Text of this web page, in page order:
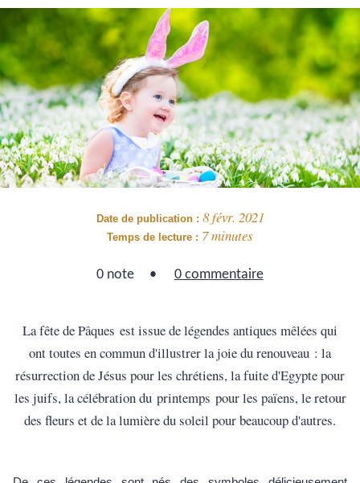
La fête de Pâques est issue de légendes antiques mêlées qui
ont toutes en commun d'illustrer la joie du renouveau : la
résurrection de Jésus pour les chrétiens, la fuite d'Egypte pour
les juifs, la célébration du printemps pour les païens, le retour
des fleurs et de la lumière du soleil pour beaucoup d'autres.
Date de publication : 8 févr. 2021
Temps de lecture : 7 minutes
0 note 0 commentaire